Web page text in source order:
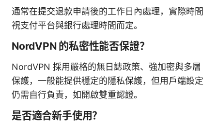
通常在提交退款申請後的工作日內處理，實際時間
視支付平台與銀行處理時間而定。
NordVPN 的私密性能否保證？
NordVPN 採用嚴格的無日誌政策、強加密與多層
保護，一般能提供穩定的隱私保護，但用戶端設定
仍需自行負責，如開啟雙重認證。
是否適合新手使用？